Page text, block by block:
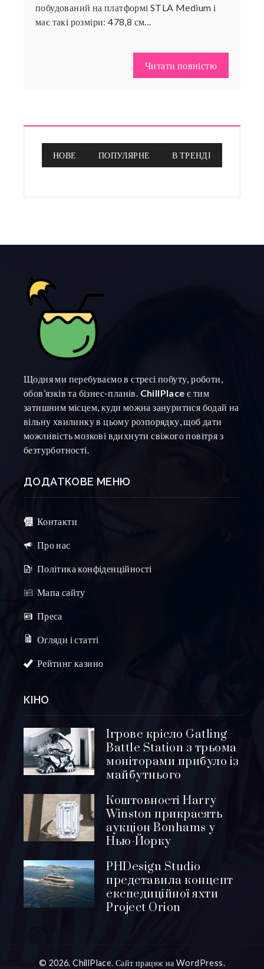
побудований на платформі STLA Medium і
має такі розміри: 478,8 см…
Читати повністю
НОВЕ ПОПУЛЯРНЕ В ТРЕНДІ
Щодня ми перебуваємо в стресі побуту, роботи,
обов’язків та бізнес-планів. ChillPlace є тим
затишним місцем, куди можна зануритися бодай на
вільну хвилинку в цьому розпорядку, щоб дати
можливість мозкові вдихнути свіжого повітря з
безтурботності.
ДОДАТКОВЕ МЕНЮ
Контакти
Про нас
Політика конфіденційності
Мапа сайту
Преса
Огляди і статті
Рейтинг казино
КІНО
Ігрове крісло Gatling
Battle Station з трьома
моніторами прибуло із
майбутнього
Коштовності Harry
Winston прикрасять
аукціон Bonhams у
Нью-Йорку
PHDesign Studio
представила концепт
експедиційної яхти
Project Orion
© 2026. ChillPlace. Сайт працює на WordPress.